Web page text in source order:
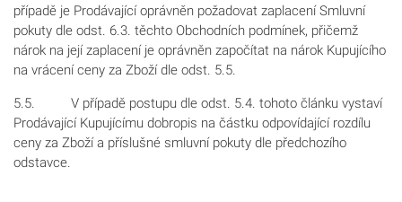
případě je Prodávající oprávněn požadovat zaplacení Smluvní
pokuty dle odst. 6.3. těchto Obchodních podmínek, přičemž
nárok na její zaplacení je oprávněn započítat na nárok Kupujícího
na vrácení ceny za Zboží dle odst. 5.5.
5.5. V případě postupu dle odst. 5.4. tohoto článku vystaví
Prodávající Kupujícímu dobropis na částku odpovídající rozdílu
ceny za Zboží a příslušné smluvní pokuty dle předchozího
odstavce.